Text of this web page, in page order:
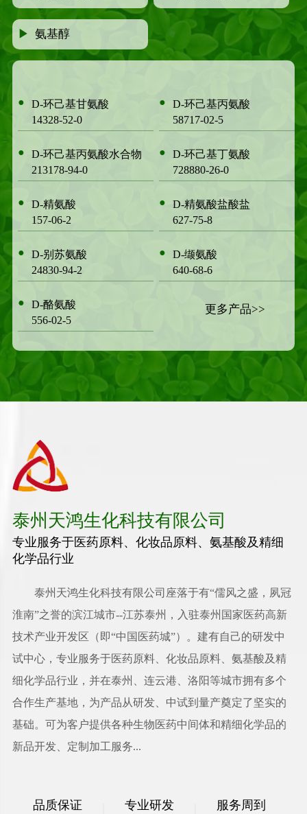
▶氨基醇
●
D-环己基甘氨酸
14328-52-0
●
D-环己基丙氨酸
58717-02-5
●
D-环己基丙氨酸水合物
213178-94-0
●
D-环己基丁氨酸
728880-26-0
●
D-精氨酸
157-06-2
●
D-精氨酸盐酸盐
627-75-8
●
D-别苏氨酸
24830-94-2
●
D-缬氨酸
640-68-6
●
D-酪氨酸
556-02-5
更多产品>>
泰州天鸿生化科技有限公司
专业服务于医药原料、化妆品原料、氨基酸及精细
化学品行业
泰州天鸿生化科技有限公司 座落于有“儒风之盛，夙冠
淮南”之誉的滨江城市--江苏泰州，入驻泰州国家医药高新
技术产业开发区（即“中国医药城”）。建有自己的研发中
试中心，专业服务于医药原料、化妆品原料、氨基酸及精
细化学品行业，并在泰州、连云港、洛阳等城市拥有多个
合作生产基地，为产品从研发、中试到量产奠定了坚实的
基础。可为客户提供各种生物医药中间体和精细化学品的
新品开发、定制加工服务...
品质保证 专业研发 服务周到